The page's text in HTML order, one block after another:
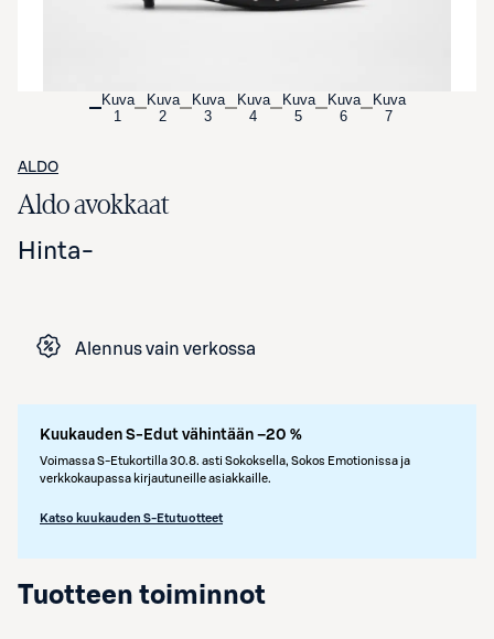
Kuva
1
Kuva
2
Kuva
3
Kuva
4
Kuva
5
Kuva
6
Kuva
7
ALDO
Aldo avokkaat
Hinta-
Alennus vain verkossa
Kuukauden S-Edut vähintään –20 %
Voimassa S-Etukortilla 30.8. asti Sokoksella, Sokos Emotionissa ja
verkkokaupassa kirjautuneille asiakkaille.
Katso kuukauden S-Etutuotteet
Tuotteen toiminnot